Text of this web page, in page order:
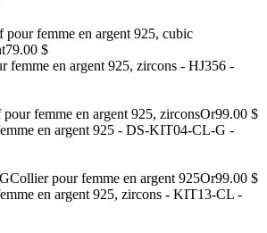
pour femme en argent 925, cubic
79.00 $
pour femme en argent 925, zirconsOr99.00 $
Collier pour femme en argent 925Or99.00 $